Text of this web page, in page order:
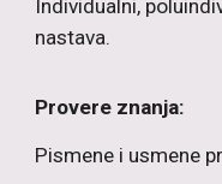
Individualni,
nastava.
Provere znanja:
Pismene i usmene